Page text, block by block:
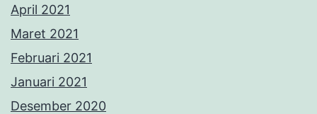
April 2021
Maret 2021
Februari 2021
Januari 2021
Desember 2020